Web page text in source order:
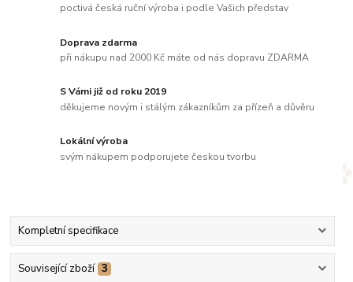
poctivá česká ruční výroba i podle Vašich představ
Doprava zdarma
při nákupu nad 2000 Kč máte od nás dopravu ZDARMA
S Vámi již od roku 2019
děkujeme novým i stálým zákazníkům za přízeň a důvěru
Lokální výroba
svým nákupem podporujete českou tvorbu
Kompletní specifikace
Související zboží 3